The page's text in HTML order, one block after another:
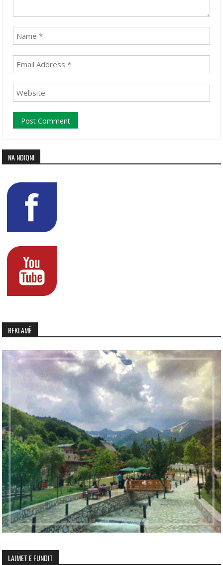
NA NDIQNI
REKLAMË
LAJMET E FUNDIT